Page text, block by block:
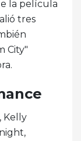
la película
tres
City"
Kelly